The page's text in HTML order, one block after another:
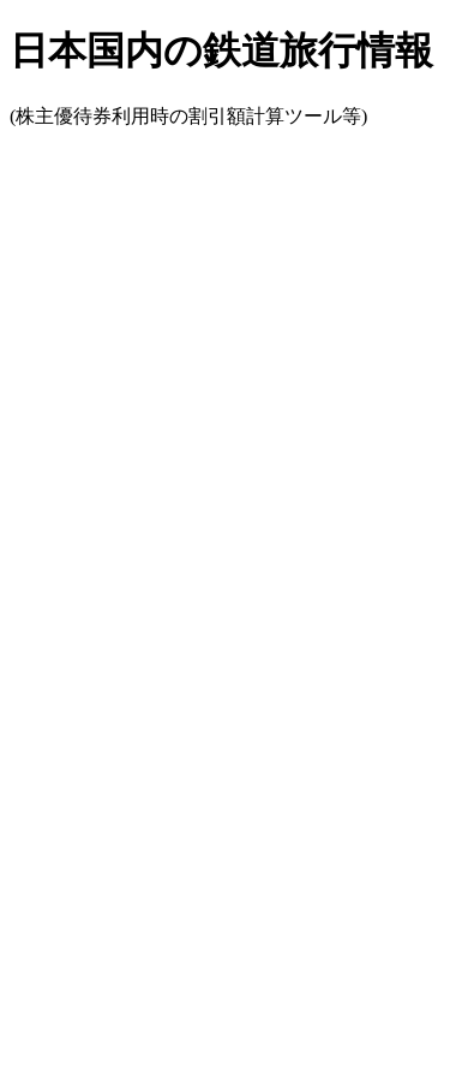
日本国内の鉄道旅行情報
(株主優待券利用時の割引額計算ツール等)